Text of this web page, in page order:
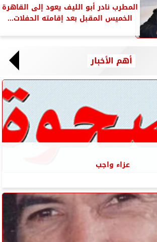
المطرب نادر أبو الليف يعود إلى القاهرة
الخميس المقبل بعد إقامته الحفلات...
أهم الأخبار
عزاء واجب